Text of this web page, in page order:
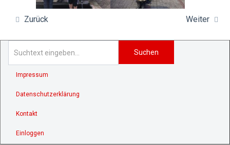
Zurück Weiter
Suchen
Impressum
Datenschutzerklärung
Kontakt
Einloggen